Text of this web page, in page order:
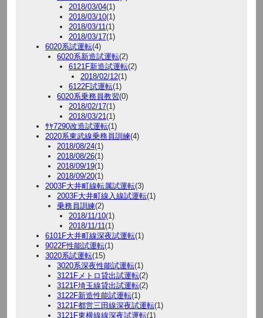
2018/03/04(1)
2018/03/10(1)
2018/03/11 (1)
2018/03/17(1)
6020系試運転(4)
6020系新造試運転(2)
6121F新造試運転(2)
2018/02/12(1)
6122F試運転(1)
6020系乗務員教習(0)
2018/02/17(1)
2018/03/21 (1)
ｻﾔ7290改造試運転(1)
2020系東武線乗務員訓練(4)
2018/08/24(1)
2018/08/26(1)
2018/09/19(1)
2018/09/20(1)
2003F大井町線転属試運転(3)
2003F大井町線入線試運転(1)
乗務員訓練(2)
2018/11/10(1)
2018/11/11 (1)
6101F大井町線深夜試運転(1)
9022F性能試運転(1)
3020系試運転(15)
3020系深夜性能試運転(1)
3121Fメトロ貸出試運転(2)
3121F埼玉線貸出試運転(2)
3122F新造性能試運転(1)
3121F都営三田線深夜試運転(1)
3121F東横線線深夜試運転(1)